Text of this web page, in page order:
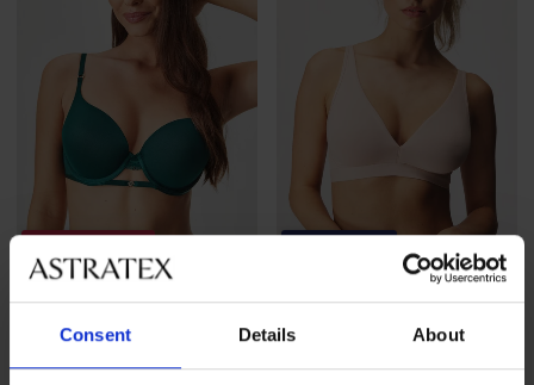
Consent Details About
Podprsenka Leticia I Push-
Zľava
19,20 €Pôvodná cena
63,99 €
Podprsenka Shape Cotton
nevystužená
18,99 €